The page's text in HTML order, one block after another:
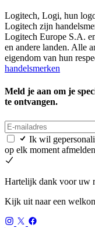
Logitech, Logi, hun
Logitech zijn
Logitech Europe S.A.
en andere landen. Alle
eigendom van hun
handelsmerken
Meld je aan om je
te ontvangen.
Ik wil
op elk moment
Hartelijk dank voor uw
Kijk uit naar een